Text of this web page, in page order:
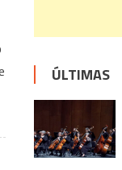
ÚLTIMAS